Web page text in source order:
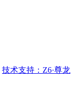
技术支持：Z6·尊龙